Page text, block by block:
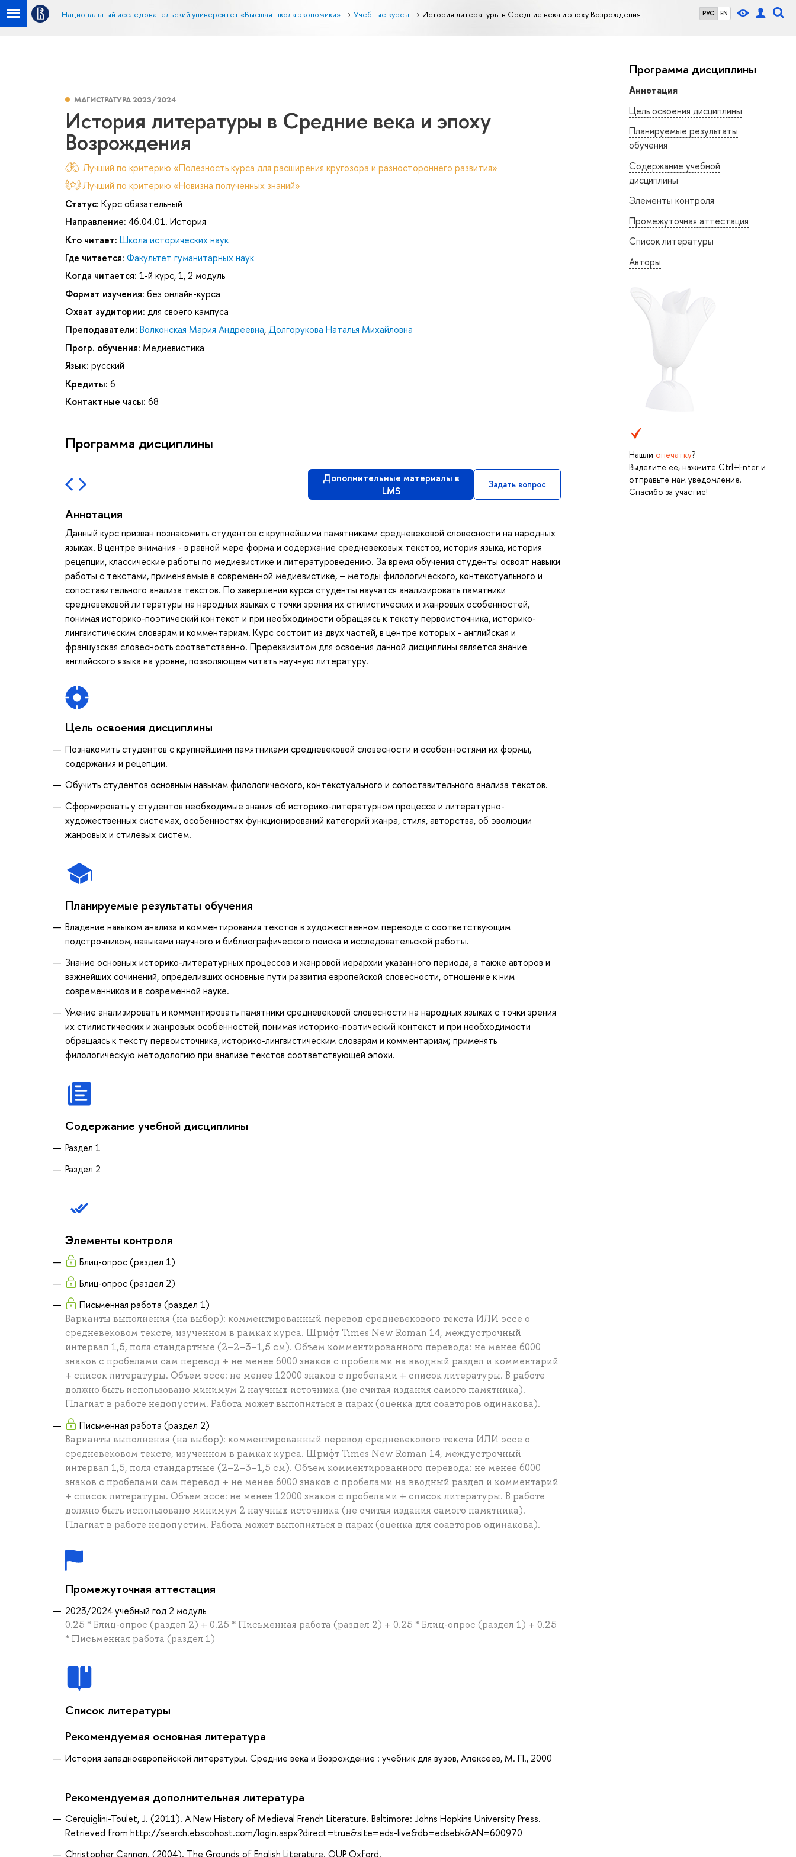
РУС EN
Национальный исследовательский университет «Высшая школа экономики» Учебные курсы История литературы в Средние века и эпоху Возрождения
Программа дисциплины
Аннотация
Цель освоения дисциплины
Планируемые результаты
обучения
Содержание учебной
дисциплины
Элементы контроля
Промежуточная аттестация
Список литературы
Авторы
Нашли опечатку?
Выделите её, нажмите Ctrl+Enter и
отправьте нам уведомление.
Спасибо за участие!
МАГИСТРАТУРА 2023/2024
История литературы в Средние века и эпоху
Возрождения
Лучший по критерию «Полезность курса для расширения кругозора и разностороннего развития»
Лучший по критерию «Новизна полученных знаний»
Статус: Курс обязательный
Направление: 46.04.01. История
Кто читает: Школа исторических наук
Где читается: Факультет гуманитарных наук
Когда читается: 1-й курс, 1, 2 модуль
Формат изучения: без онлайн-курса
Охват аудитории: для своего кампуса
Преподаватели: Волконская Мария Андреевна,Долгорукова Наталья Михайловна
Прогр. обучения: Медиевистика
Язык: русский
Кредиты: 6
Контактные часы: 68
Программа дисциплины
Дополнительные материалы в
LMS
Задать вопрос
Аннотация
Данный курс призван познакомить студентов с крупнейшими памятниками средневековой словесности на народных
языках. В центре внимания - в равной мере форма и содержание средневековых текстов, история языка, история
рецепции, классические работы по медиевистике и литературоведению. За время обучения студенты освоят навыки
работы с текстами, применяемые в современной медиевистике, – методы филологического, контекстуального и
сопоставительного анализа текстов. По завершении курса студенты научатся анализировать памятники
средневековой литературы на народных языках с точки зрения их стилистических и жанровых особенностей,
понимая историко-поэтический контекст и при необходимости обращаясь к тексту первоисточника, историко-
лингвистическим словарям и комментариям. Курс состоит из двух частей, в центре которых - английская и
французская словесность соответственно. Пререквизитом для освоения данной дисциплины является знание
английского языка на уровне, позволяющем читать научную литературу.
Цель освоения дисциплины
Познакомить студентов с крупнейшими памятниками средневековой словесности и особенностями их формы,
содержания и рецепции.
Обучить студентов основным навыкам филологического, контекстуального и сопоставительного анализа текстов.
Сформировать у студентов необходимые знания об историко-литературном процессе и литературно-
художественных системах, особенностях функционирований категорий жанра, стиля, авторства, об эволюции
жанровых и стилевых систем.
Планируемые результаты обучения
Владение навыком анализа и комментирования текстов в художественном переводе с соответствующим
подстрочником, навыками научного и библиографического поиска и исследовательской работы.
Знание основных историко-литературных процессов и жанровой иерархии указанного периода, а также авторов и
важнейших сочинений, определивших основные пути развития европейской словесности, отношение к ним
современников и в современной науке.
Умение анализировать и комментировать памятники средневековой словесности на народных языках с точки зрения
их стилистических и жанровых особенностей, понимая историко-поэтический контекст и при необходимости
обращаясь к тексту первоисточника, историко-лингвистическим словарям и комментариям; применять
филологическую методологию при анализе текстов соответствующей эпохи.
Содержание учебной дисциплины
Раздел 1
Раздел 2
Элементы контроля
Блиц-опрос (раздел 1)
Блиц-опрос (раздел 2)
Письменная работа (раздел 1)
Варианты выполнения (на выбор): комментированный перевод средневекового текста ИЛИ эссе о
средневековом тексте, изученном в рамках курса. Шрифт Times New Roman 14, междустрочный
интервал 1,5, поля стандартные (2–2–3–1,5 см). Объем комментированного перевода: не менее 6000
знаков с пробелами сам перевод + не менее 6000 знаков с пробелами на вводный раздел и комментарий
+ список литературы. Объем эссе: не менее 12000 знаков с пробелами + список литературы. В работе
должно быть использовано минимум 2 научных источника (не считая издания самого памятника).
Плагиат в работе недопустим. Работа может выполняться в парах (оценка для соавторов одинакова).
Письменная работа (раздел 2)
Варианты выполнения (на выбор): комментированный перевод средневекового текста ИЛИ эссе о
средневековом тексте, изученном в рамках курса. Шрифт Times New Roman 14, междустрочный
интервал 1,5, поля стандартные (2–2–3–1,5 см). Объем комментированного перевода: не менее 6000
знаков с пробелами сам перевод + не менее 6000 знаков с пробелами на вводный раздел и комментарий
+ список литературы. Объем эссе: не менее 12000 знаков с пробелами + список литературы. В работе
должно быть использовано минимум 2 научных источника (не считая издания самого памятника).
Плагиат в работе недопустим. Работа может выполняться в парах (оценка для соавторов одинакова).
Промежуточная аттестация
2023/2024 учебный год 2 модуль
0.25 * Блиц-опрос (раздел 2) + 0.25 * Письменная работа (раздел 2) + 0.25 * Блиц-опрос (раздел 1) + 0.25
* Письменная работа (раздел 1)
Список литературы
Рекомендуемая основная литература
История западноевропейской литературы. Средние века и Возрождение : учебник для вузов, Алексеев, М. П., 2000
Рекомендуемая дополнительная литература
Cerquiglini-Toulet, J. (2011). A New History of Medieval French Literature. Baltimore: Johns Hopkins University Press.
Retrieved from http://search.ebscohost.com/login.aspx?direct=true&site=eds-live&db=edsebk&AN=600970
Christopher Cannon. (2004). The Grounds of English Literature. OUP Oxford.